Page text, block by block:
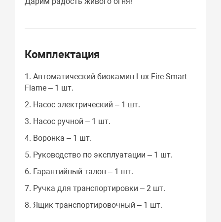
Комплектация
1. Автоматический биокамин Lux Fire Smart
Flame – 1 шт.
2. Насос электрический – 1 шт.
3. Насос ручной – 1 шт.
4. Воронка – 1 шт.
5. Руководство по эксплуатации – 1 шт.
6. Гарантийный талон – 1 шт.
7. Ручка для транспортировки – 2 шт.
8. Ящик транспортировочный – 1 шт.